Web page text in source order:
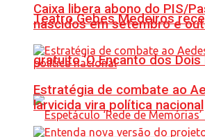
Teatro Gebes Medeiros
gratuito ‘O Encanto dos Dois
Caixa libera abono do PIS/
nascidos em setembro e
Estratégia de combate ao
larvicida vira política nacional